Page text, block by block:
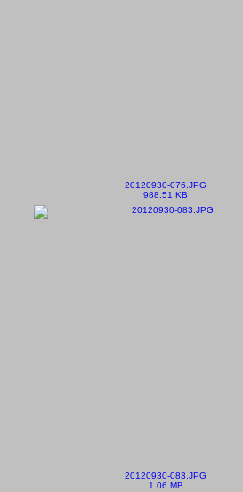
20120930-076.JPG
988.51 KB
20120930-083.JPG
1.06 MB